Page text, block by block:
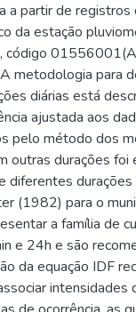
a partir de registros
da estação
código
metodologia para
diárias está
ajustada aos
pelo método dos
outras durações
diferentes
(1982) para o
a família de
e 24h e são
da equação IDF
intensidades